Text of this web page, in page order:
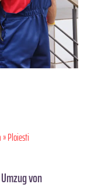
» Ploiesti
von